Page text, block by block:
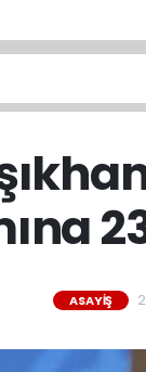
ASAYIŞ